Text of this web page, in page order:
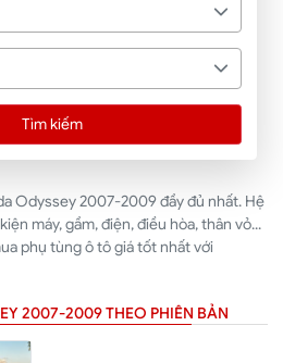
Tìm kiếm
Odyssey 2007-2009 đầy đủ nhất. Hệ
máy, gầm, điện, điều hòa, thân vỏ...
phụ tùng ô tô giá tốt nhất với
2007-2009 THEO PHIÊN BẢN